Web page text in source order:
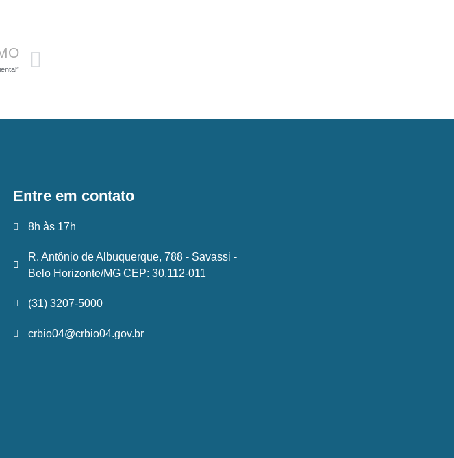
Entre em contato
8h às 17h
R. Antônio de Albuquerque, 788 - Savassi -
Belo Horizonte/MG CEP: 30.112-011
(31) 3207-5000
crbio04@crbio04.gov.br